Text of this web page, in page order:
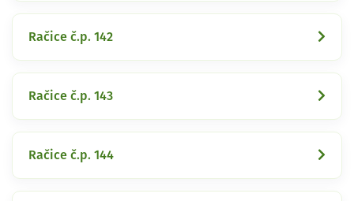
Račice č.p. 142
Račice č.p. 143
Račice č.p. 144